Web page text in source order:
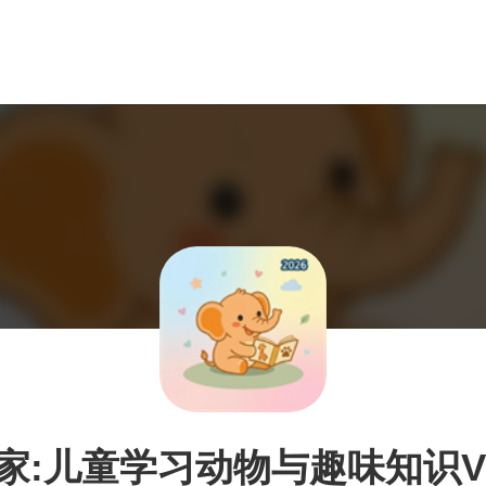
:儿童学习动物与趣味知识